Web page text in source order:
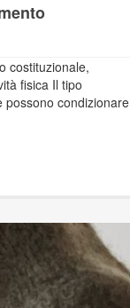
costituzionale,
fisica Il tipo
possono condizionare